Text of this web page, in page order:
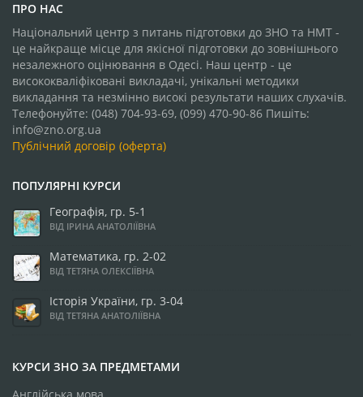
ПРО НАС
Національний центр з питань підготовки до ЗНО та НМТ -
це найкраще місце для якісної підготовки до зовнішнього
незалежного оцінювання в Одесі. Наш центр - це
висококваліфіковані викладачі, унікальні методики
викладання та незмінно високі результати наших слухачів.
Телефонуйте: (048) 704-93-69, (099) 470-90-86 Пишіть:
info@zno.org.ua
Публічний договір (оферта)
ПОПУЛЯРНІ КУРСИ
Географія, гр. 5-1
ВІД ІРИНА АНАТОЛІЇВНА
Математика, гр. 2-02
ВІД ТЕТЯНА ОЛЕКСІЇВНА
Історія України, гр. 3-04
ВІД ТЕТЯНА АНАТОЛІЇВНА
КУРСИ ЗНО ЗА ПРЕДМЕТАМИ